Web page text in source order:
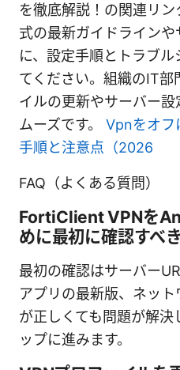
を徹底解説！の関連リ
式の最新ガイドライン
に、設定手順とトラブ
てください。組織のIT部
イルの更新やサーバー
ムーズです。 Vpnをオフ
手順と注意点（2026
FAQ（よくある質問）
FortiClient VPNを
めに最初に確認すべ
最初の確認はサーバー
アプリの最新版、ネッ
が正しくても問題が解
ップに進みます。